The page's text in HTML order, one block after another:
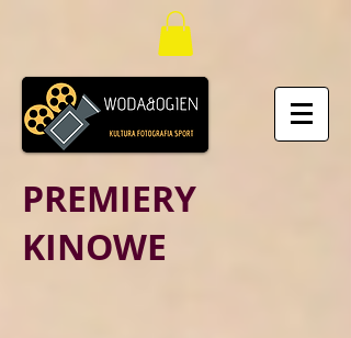
PREMIERY
KINOWE